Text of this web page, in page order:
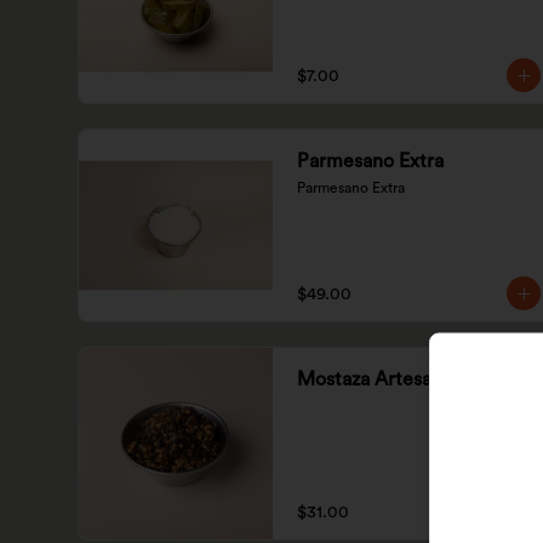
$7.00
Parmesano Extra
Parmesano Extra
$49.00
Mostaza Artesanal
$31.00